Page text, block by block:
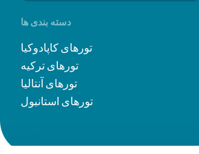
دسته بندی ها
تورهای کاپادوکیا
تورهای ترکیه
تورهای آنتالیا
تورهای استانبول